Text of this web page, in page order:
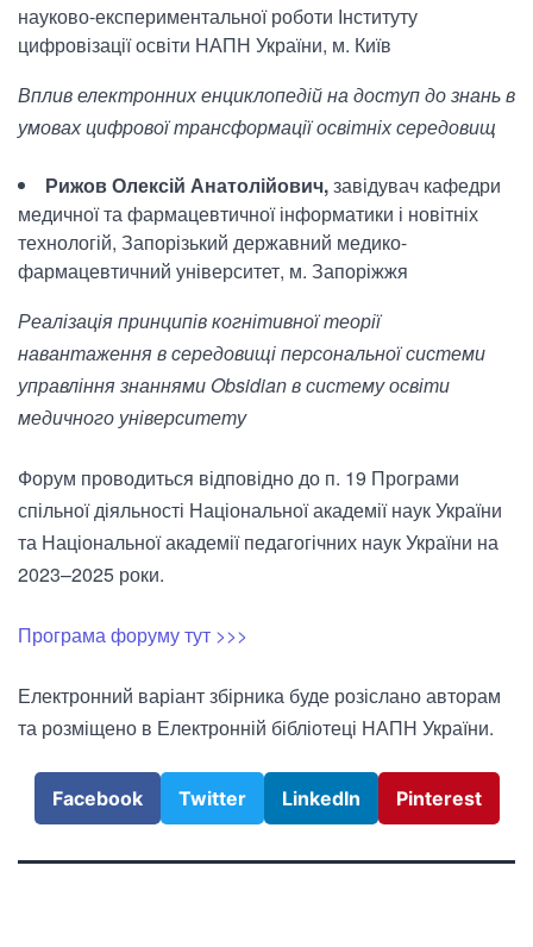
науково-експериментальної роботи Інституту
цифровізації освіти НАПН України, м. Київ
Вплив електронних енциклопедій на доступ до знань в
умовах цифрової трансформації освітніх середовищ
Рижов Олексій Анатолійович,завідувач кафедри
медичної та фармацевтичної інформатики і новітніх
технологій, Запорізький державний медико-
фармацевтичний університет, м. Запоріжжя
Реалізація принципів когнітивної теорії
навантаження в середовищі персональної системи
управління знаннями Obsidian в систему освіти
медичного університету
Форум проводиться відповідно до п. 19 Програми
спільної діяльності Національної академії наук України
та Національної академії педагогічних наук України на
2023–2025 роки.
Програма форуму тут >>>
Електронний варіант збірника буде розіслано авторам
та розміщено в Електронній бібліотеці НАПН України.
Facebook Twitter LinkedIn Pinterest